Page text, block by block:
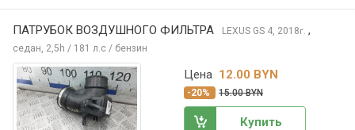
ПАТРУБОК ВОЗДУШНОГО ФИЛЬТРА LEXUS GS 4, 2018г. ,
седан, 2,5h / 181 л.с / бензин
Цена 12.00 BYN
-20% 15.00 BYN
Купить